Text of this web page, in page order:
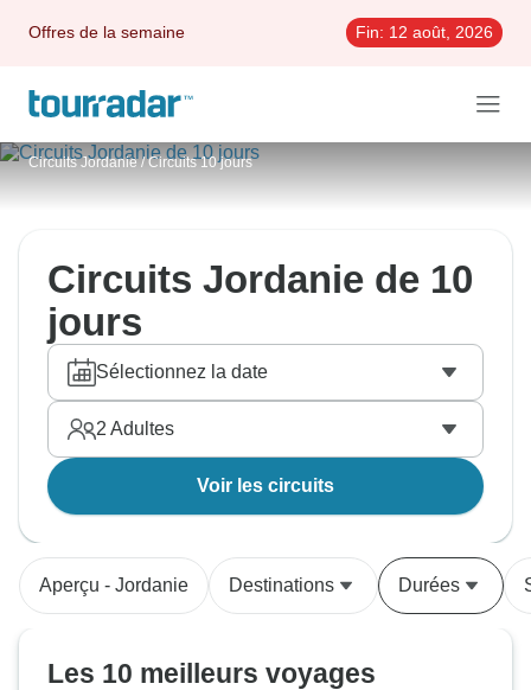
Offres de la semaine Fin: 12 août, 2026
Circuits Jordanie / Circuits 10 jours
Circuits Jordanie de 10
jours
Sélectionnez la date
2 Adultes
Voir les circuits
Aperçu - Jordanie Destinations Durées
Les 10 meilleurs voyages